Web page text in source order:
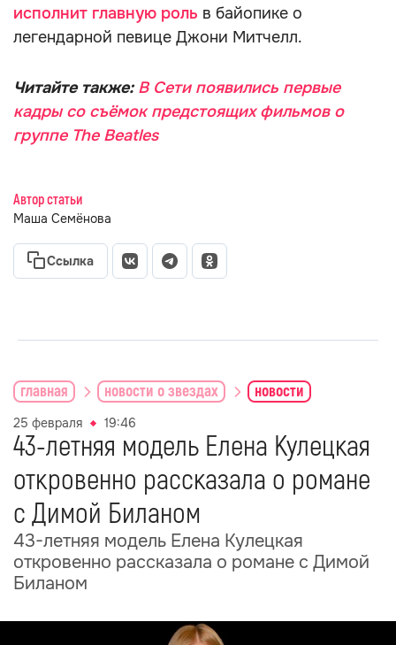
исполнит главную роль в байопике о
легендарной певице Джони Митчелл.
Читайте также: В Сети появились первые
кадры со съёмок предстоящих фильмов о
группе The Beatles
Автор статьи
Маша Семёнова
Ссылка
главная новости о звездах новости
25 февраля 19:46
43-летняя модель Елена Кулецкая
откровенно рассказала о романе
с Димой Биланом
43-летняя модель Елена Кулецкая
откровенно рассказала о романе с Димой
Биланом